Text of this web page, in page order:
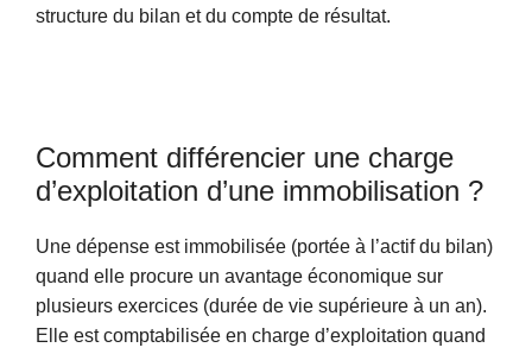
structure du bilan et du compte de résultat.
Comment différencier une charge
d’exploitation d’une immobilisation ?
Une dépense est immobilisée (portée à l’actif du bilan)
quand elle procure un avantage économique sur
plusieurs exercices (durée de vie supérieure à un an).
Elle est comptabilisée en charge d’exploitation quand